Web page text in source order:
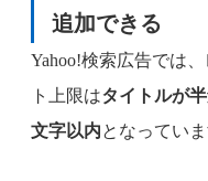
追加できる
Yahoo!検索広告では
ト上限はタイトルが
文字以内となっていま